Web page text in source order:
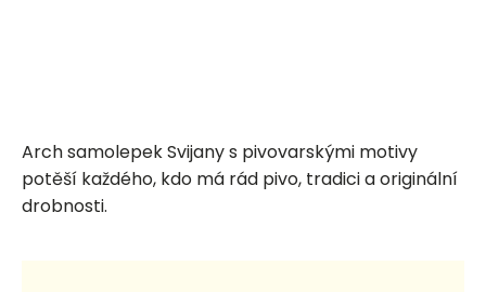
Arch samolepek Svijany s pivovarskými motivy
potěší každého, kdo má rád pivo, tradici a originální
drobnosti.